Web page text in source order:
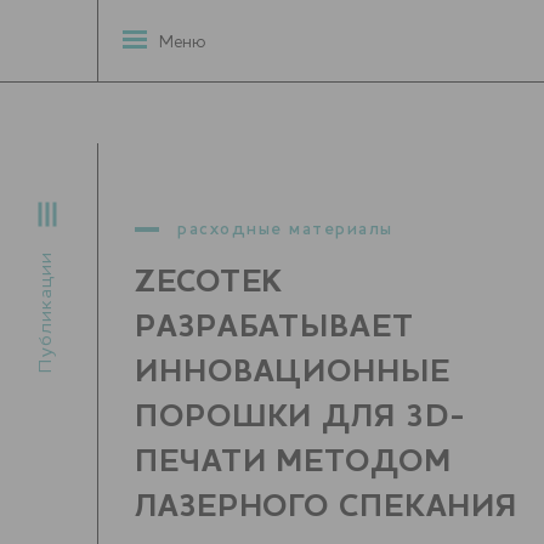
Публикации
Меню
расходные материалы
ZECOTEK
РАЗРАБАТЫВАЕТ
ИННОВАЦИОННЫЕ
ПОРОШКИ ДЛЯ 3D-
ПЕЧАТИ МЕТОДОМ
ЛАЗЕРНОГО СПЕКАНИЯ